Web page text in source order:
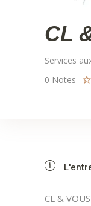
CL
Services
0 Notes
CL &